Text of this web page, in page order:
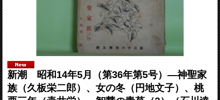
新潮 昭和14年5月（第36年第5号）―神聖家
族（久板栄二郎）、女の冬（円地文子）、桃